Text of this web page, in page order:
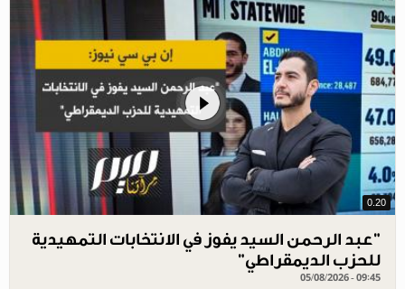
0.20
"عبد الرحمن السيد يفوز في الانتخابات التمهيدية
للحزب الديمقراطي"
05/08/2026 - 09:45